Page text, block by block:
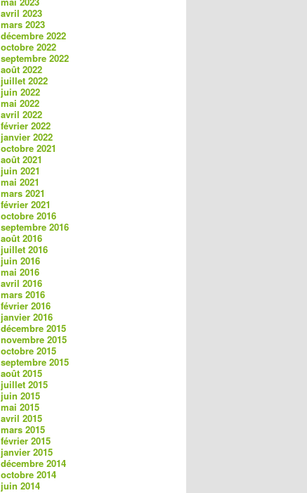
avril 2023
mars 2023
décembre 2022
octobre 2022
septembre 2022
août 2022
juillet 2022
juin 2022
mai 2022
avril 2022
février 2022
janvier 2022
octobre 2021
août 2021
juin 2021
mai 2021
mars 2021
février 2021
octobre 2016
septembre 2016
août 2016
juillet 2016
juin 2016
mai 2016
avril 2016
mars 2016
février 2016
janvier 2016
décembre 2015
novembre 2015
octobre 2015
septembre 2015
août 2015
juillet 2015
juin 2015
mai 2015
avril 2015
mars 2015
février 2015
janvier 2015
décembre 2014
octobre 2014
juin 2014